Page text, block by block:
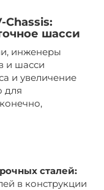
Chassis:
шасси
инженеры
и шасси
и увеличение
для
сталей:
в конструкции